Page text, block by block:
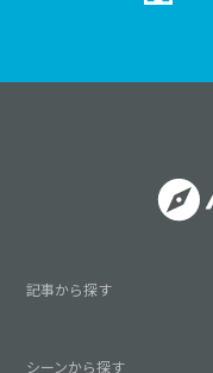
記事から探す
シーンから探す